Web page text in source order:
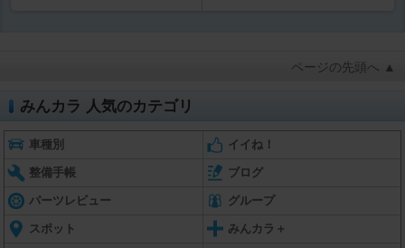
ページの先頭へ ▲
みんカラ 人気のカテゴリ
車種別 イイね！
整備手帳 ブログ
パーツレビュー グループ
スポット みんカラ＋